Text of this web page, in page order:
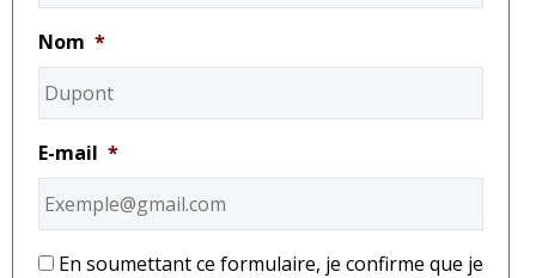
Nom *
E-mail *
* En soumettant ce formulaire, je confirme que je